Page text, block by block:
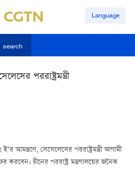
Language
search
পররাষ্ট্রমন্ত্রী
ই’র আমন্ত্রণে, সেসেলেসের পররাষ্ট্রমন্ত্রী আগামী
করবেন। চীনের পররাষ্ট্র মন্ত্রণালয়ের জনৈক